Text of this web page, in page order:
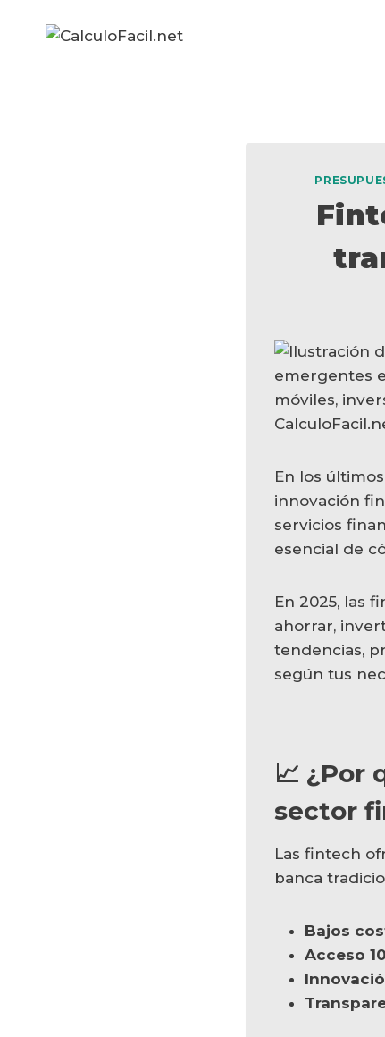
En los
innovación
servicios
esencial de
En 2025, las
ahorrar,
tendencias,
según tus
📈 ¿Por
sector
Las fintech
banca
Bajos
Acceso